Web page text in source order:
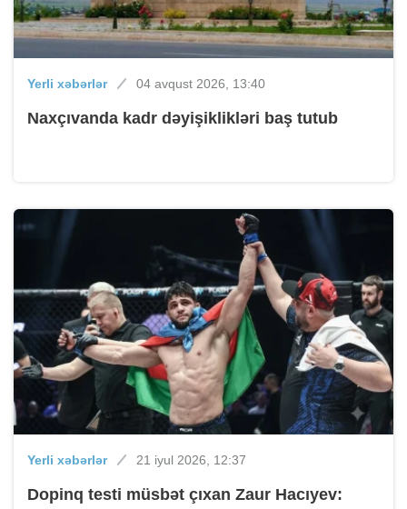
Yerli xəbərlər 04 avqust 2026, 13:40
Naxçıvanda kadr dəyişiklikləri baş tutub
Yerli xəbərlər 21 iyul 2026, 12:37
Dopinq testi müsbət çıxan Zaur Hacıyev: